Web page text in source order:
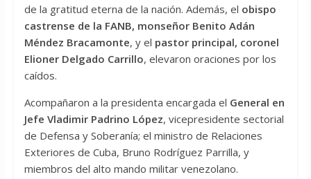
de la gratitud eterna de la nación. Además, el obispo
castrense de la FANB, monseñor Benito Adán
Méndez Bracamonte, y el pastor principal, coronel
Elioner Delgado Carrillo, elevaron oraciones por los
caídos.
Acompañaron a la presidenta encargada el General en
Jefe Vladimir Padrino López, vicepresidente sectorial
de Defensa y Soberanía; el ministro de Relaciones
Exteriores de Cuba, Bruno Rodríguez Parrilla, y
miembros del alto mando militar venezolano.